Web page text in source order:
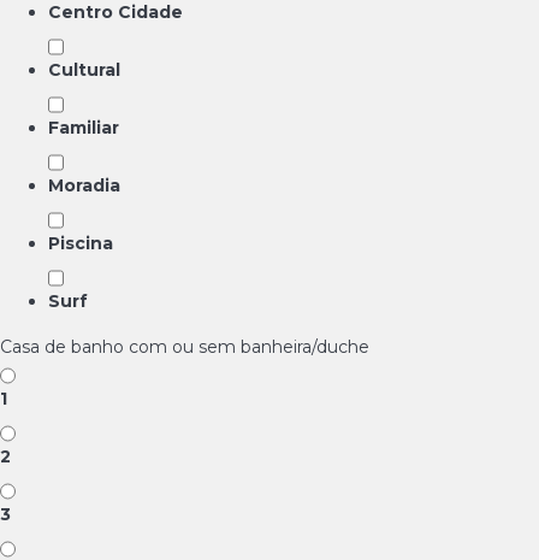
Centro Cidade
Cultural
Familiar
Moradia
Piscina
Surf
Casa de banho com ou sem banheira/duche
1
2
3